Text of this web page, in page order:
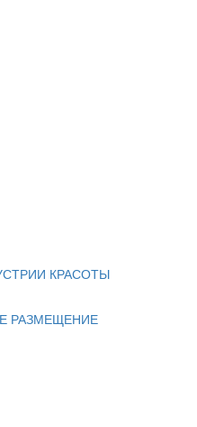
КРАСОТЫ
РАЗМЕЩЕНИЕ